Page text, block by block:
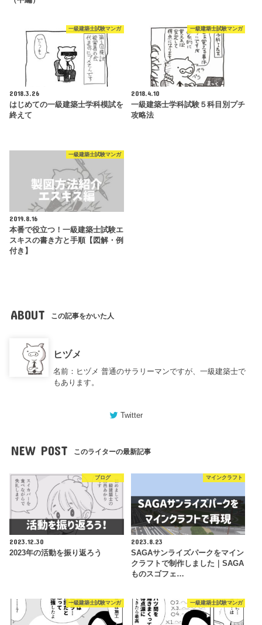
一級建築士試験マンガ
2018.3.26
はじめての一級建築士学科模試を
終えて
一級建築士試験マンガ
2018.4.10
一級建築士学科試験５科目別プチ
攻略法
一級建築士試験マンガ
2019.8.16
本番で役立つ！一級建築士試験エ
スキスの書き方と手順【図解・例
付き】
ABOUT この記事をかいた人
ヒヅメ
名前：ヒヅメ 普通のサラリーマンですが、一級建築士で
もあります。
Twitter
NEW POST このライターの最新記事
ブログ
2023.12.30
2023年の活動を振り返ろう
マインクラフト
2023.8.23
SAGAサンライズパークをマイン
クラフトで制作しました｜SAGA
ものスゴフェ…
一級建築士試験マンガ 一級建築士試験マンガ